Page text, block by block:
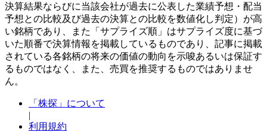
決算結果ならびに当該会社が過去に公表した業績予想・配当
予想との比較及び過去の決算との比較を数値化し判定）が高
い銘柄であり、また「サプライズ順」はサプライズ度に基づ
いた順番で決算情報を掲載しているものであり、記事に掲載
されている各銘柄の将来の価値の動向を示唆あるいは保証す
るものではなく、また、売買を推奨するものではありませ
ん。
「株探」について
|
利用規約